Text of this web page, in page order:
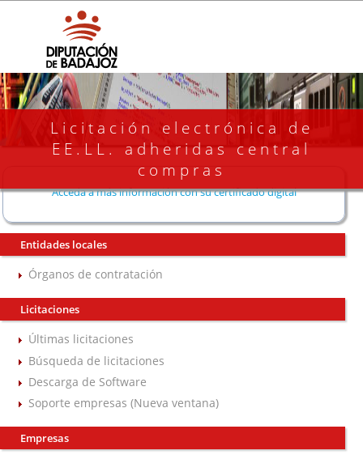
Licitación electrónica de
EE.LL. adheridas central
compras
Acceda a más información con su certificado digital
Entidades locales
Órganos de contratación
Licitaciones
Últimas licitaciones
Búsqueda de licitaciones
Descarga de Software
Soporte empresas (Nueva ventana)
Empresas